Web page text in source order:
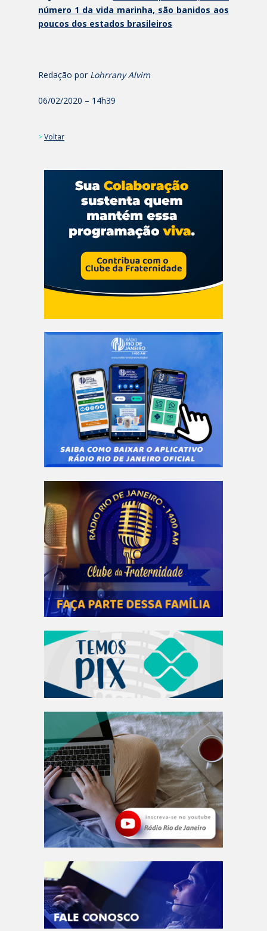
número 1 da vida marinha, são banidos aos
poucos dos estados brasileiros
Redação por Lohrrany Alvim
06/02/2020 – 14h39
>Voltar